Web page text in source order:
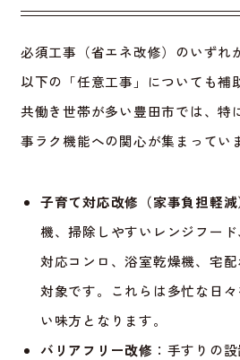
必須工事（省エネ改修）のいずれ
以下の「任意工事」についても補
共働き世帯が多い豊田市では、特
事ラク機能への関心が集まってい
子育て対応改修（家事負担軽減
機、掃除しやすいレンジフー
対応コンロ、浴室乾燥機、宅
対象です。これらは多忙な日
い味方となります。
バリアフリー改修 ：手すりの